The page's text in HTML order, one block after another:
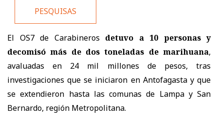
PESQUISAS
El OS7 de Carabineros detuvo a 10 personas y
decomisó más de dos toneladas de marihuana,
avaluadas en 24 mil millones de pesos, tras
investigaciones que se iniciaron en Antofagasta y que
se extendieron hasta las comunas de Lampa y San
Bernardo, región Metropolitana.